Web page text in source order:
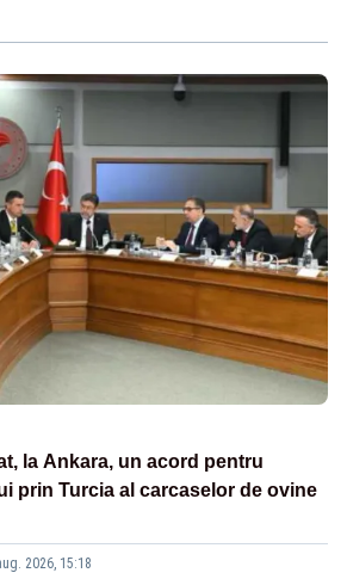
la Ankara, un acord pentru
prin Turcia al carcaselor de ovine
2026, 15:18